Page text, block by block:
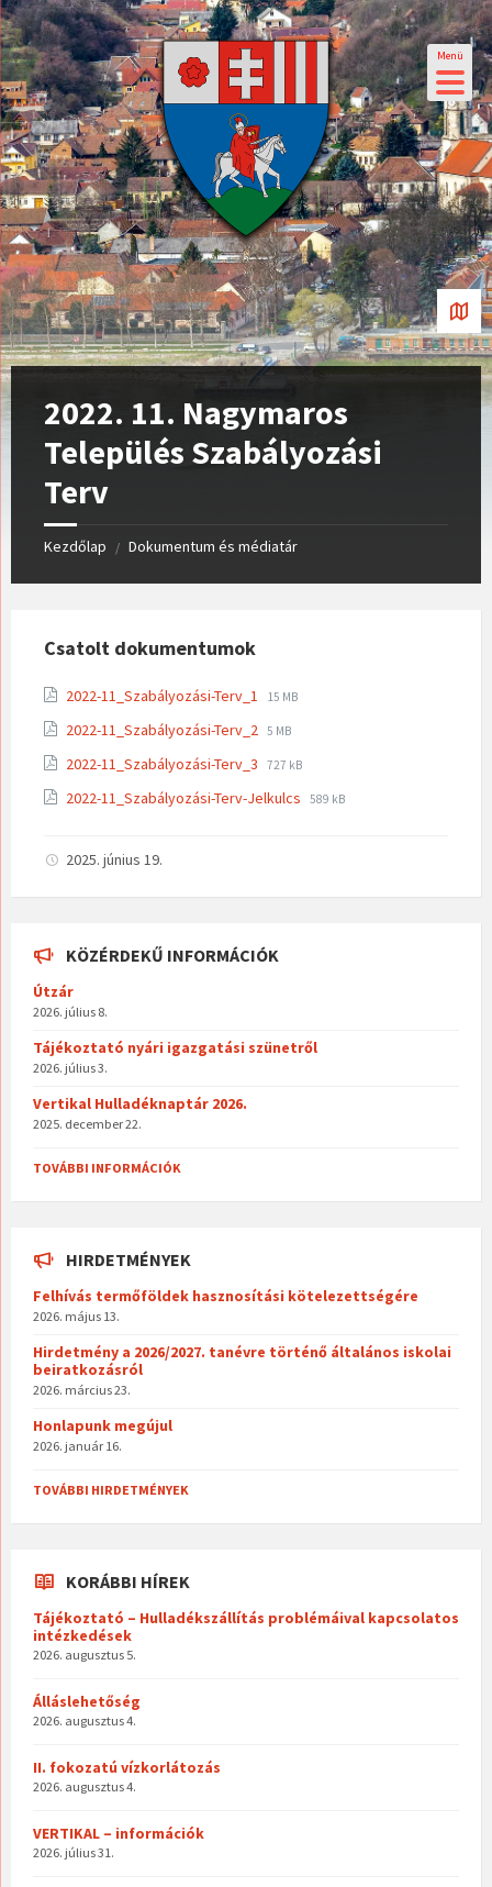
Menü
2022. 11. Nagymaros
Település Szabályozási
Terv
Kezdőlap / Dokumentum és médiatár
Csatolt dokumentumok
2022-11_Szabályozási-Terv_1
File
pdf
File
15 MB
2022-11_Szabályozási-Terv_2 File
pdf
File
5 MB
2022-11_Szabályozási-Terv_3 File
pdf
File
727 kB
2022-11_Szabályozási-Terv-Jelkulcs File
File
589 kB
2025. június 19.
KÖZÉRDEKŰ INFORMÁCIÓK
Útzár
2026. július 8.
Tájékoztató nyári igazgatási szünetről
2026. július 3.
Vertikal Hulladéknaptár 2026.
2025. december 22.
TOVÁBBI INFORMÁCIÓK
HIRDETMÉNYEK
Felhívás termőföldek hasznosítási kötelezettségére
2026. május 13.
Hirdetmény a 2026/2027. tanévre történő általános iskolai
beiratkozásról
2026. március 23.
Honlapunk megújul
2026. január 16.
TOVÁBBI HIRDETMÉNYEK
KORÁBBI HÍREK
Tájékoztató – Hulladékszállítás problémáival kapcsolatos
intézkedések
2026. augusztus 5.
Álláslehetőség
2026. augusztus 4.
II. fokozatú vízkorlátozás
2026. augusztus 4.
VERTIKAL – információk
2026. július 31.